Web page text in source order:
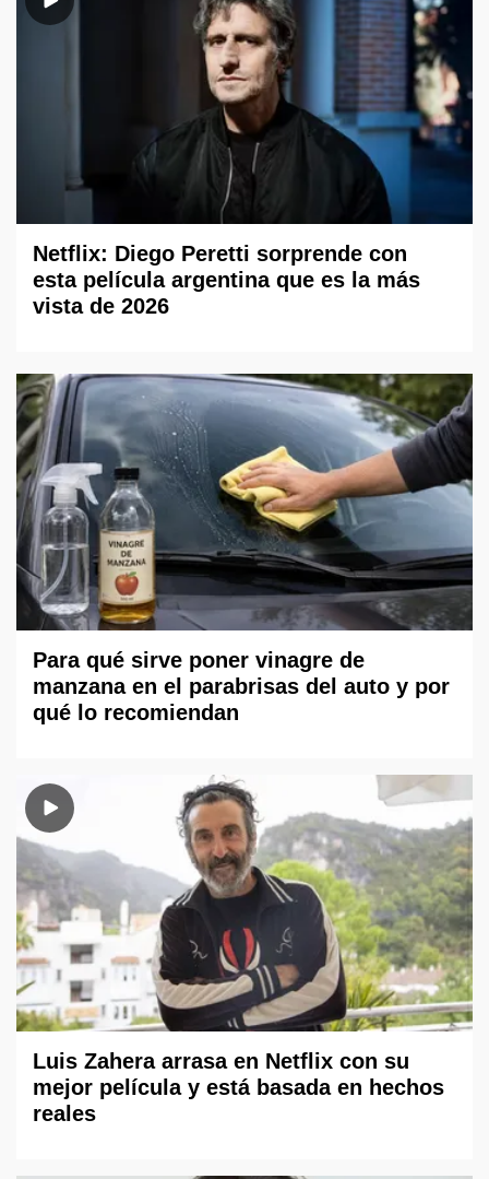
Netflix: Diego Peretti sorprende con
esta película argentina que es la más
vista de 2026
Para qué sirve poner vinagre de
manzana en el parabrisas del auto y por
qué lo recomiendan
Luis Zahera arrasa en Netflix con su
mejor película y está basada en hechos
reales